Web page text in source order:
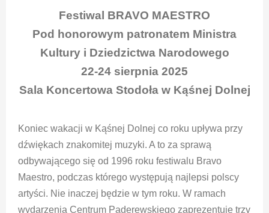
Festiwal BRAVO MAESTRO
Pod honorowym patronatem Ministra
Kultury i Dziedzictwa Narodowego
22-24 sierpnia 2025
Sala Koncertowa Stodoła w Kąśnej Dolnej
Koniec wakacji w Kąśnej Dolnej co roku upływa przy
dźwiękach znakomitej muzyki. A to za sprawą
odbywającego się od 1996 roku festiwalu Bravo
Maestro, podczas którego występują najlepsi polscy
artyści. Nie inaczej będzie w tym roku. W ramach
wydarzenia Centrum Paderewskiego zaprezentuje trzy